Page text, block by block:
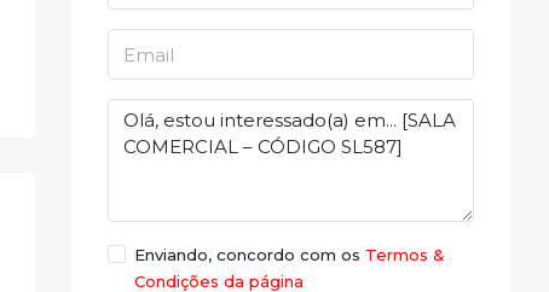
Enviando, concordo com os Termos &
Condições da página